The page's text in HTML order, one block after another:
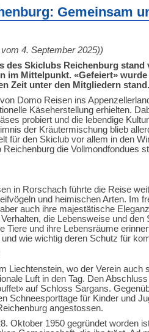
Gemeinsam
4. September 2025))
des Skiclubs Reichenburg
im Mittelpunkt. «Gefeiert»
Zeit unter den Mitgliedern stand.
Domo Reisen ins
Käseherstellung erhielten.
probiert und die lebendige
der Kräutermischung blieb
für den Skiclub vor allem in den
die Vollmondfondues
in Rorschach führte die Reise
und heimischen Arten. Im
auch ihre majestätische
die Lebensweise und den
Tiere und ihre Lebensräume
wie wichtig deren Schutz für
Liechtenstein, wo der Verein auch
Luft in den Tag. Den
auf Schloss Sargans.
Schneesporttage für Kinder und
angestossen.
Oktober 1950 gegründet worden